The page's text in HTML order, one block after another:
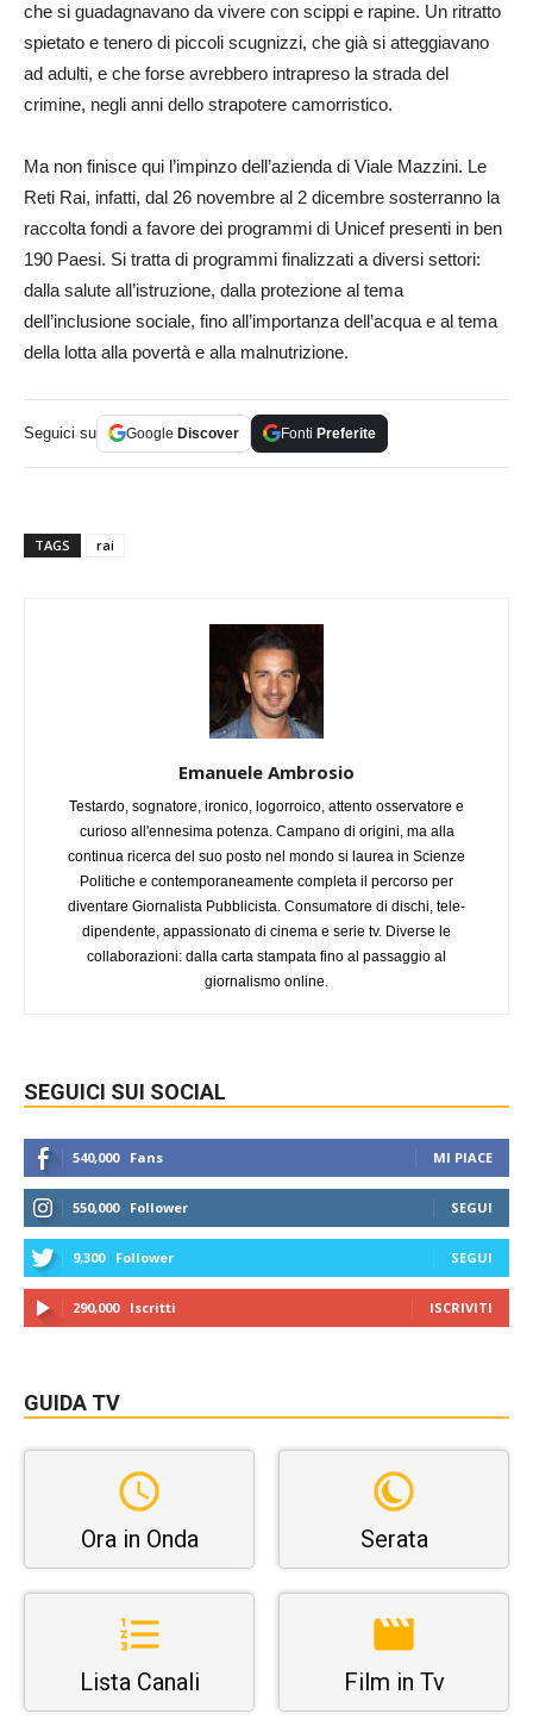
che si guadagnavano da vivere con scippi e rapine. Un ritratto
spietato e tenero di piccoli scugnizzi, che già si atteggiavano
ad adulti, e che forse avrebbero intrapreso la strada del
crimine, negli anni dello strapotere camorristico.
Ma non finisce qui l’impinzo dell’azienda di Viale Mazzini. Le
Reti Rai, infatti, dal 26 novembre al 2 dicembre sosterranno la
raccolta fondi a favore dei programmi di Unicef presenti in ben
190 Paesi. Si tratta di programmi finalizzati a diversi settori:
dalla salute all’istruzione, dalla protezione al tema
dell’inclusione sociale, fino all’importanza dell’acqua e al tema
della lotta alla povertà e alla malnutrizione.
Seguici su Google Discover Fonti Preferite
TAGS rai
Emanuele Ambrosio
Testardo, sognatore, ironico, logorroico, attento osservatore e
curioso all'ennesima potenza. Campano di origini, ma alla
continua ricerca del suo posto nel mondo si laurea in Scienze
Politiche e contemporaneamente completa il percorso per
diventare Giornalista Pubblicista. Consumatore di dischi, tele-
dipendente, appassionato di cinema e serie tv. Diverse le
collaborazioni: dalla carta stampata fino al passaggio al
giornalismo online.
SEGUICI SUI SOCIAL
540,000 Fans MI PIACE
550,000 Follower SEGUI
9,300 Follower SEGUI
290,000 Iscritti ISCRIVITI
GUIDA TV
Ora in Onda Serata
Lista Canali Film in Tv